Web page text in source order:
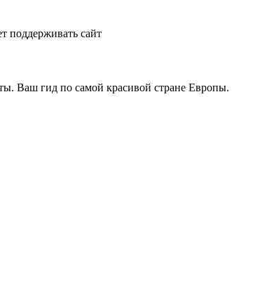
поддерживать сайт
Ваш гид по самой красивой стране Европы.